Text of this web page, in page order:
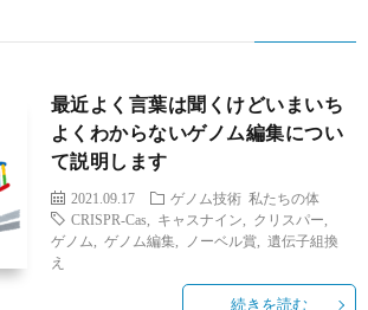
最近よく言葉は聞くけどいまいち
よくわからないゲノム編集につい
て説明します
2021.09.17 ゲノム技術 私たちの体
CRISPR-Cas
キャスナイン クリスパー
ゲノム
ゲノム編集 ノーベル賞, 遺伝子組換
え
続きを読む